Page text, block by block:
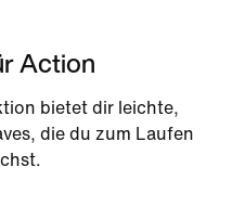
Action
bietet dir leichte,
die du zum Laufen